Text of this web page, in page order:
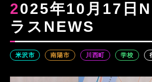
2025年10月17日Nトピ+プ
ラスNEWS
米沢市 南陽市 川西町 学校